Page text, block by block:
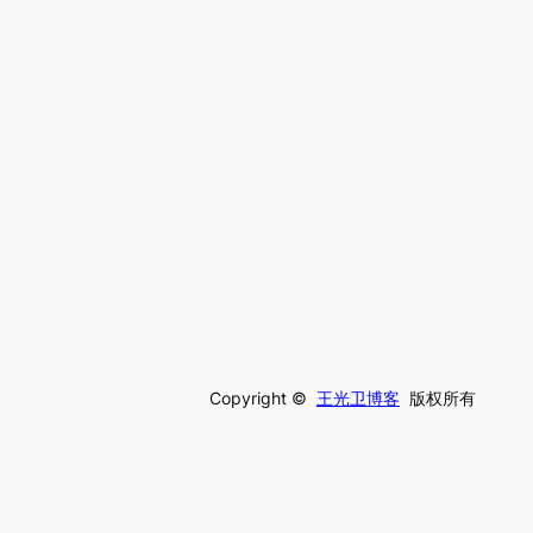
Copyright © 王光卫博客 版权所有